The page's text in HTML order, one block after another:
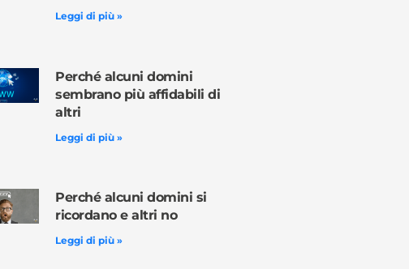
Leggi di più »
Perché alcuni domini
sembrano più affidabili di
altri
Leggi di più »
Perché alcuni domini si
ricordano e altri no
Leggi di più »